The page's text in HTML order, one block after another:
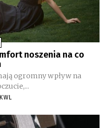
noszenia na co
ogromny wpływ na